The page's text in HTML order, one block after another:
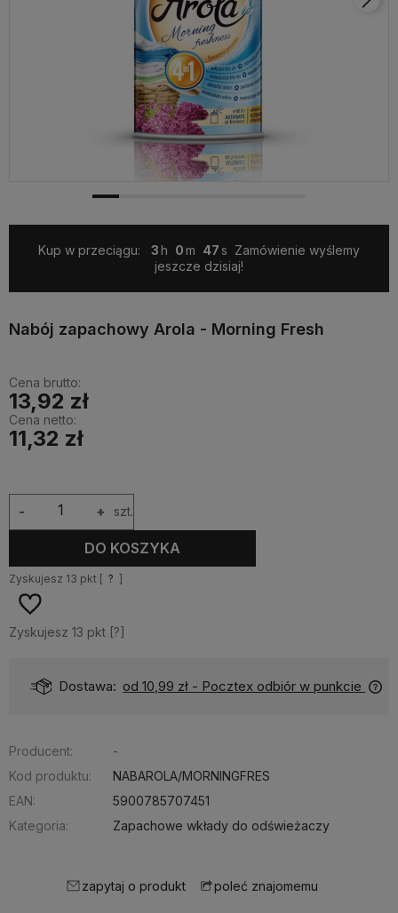
Kup w przeciągu: 3 0 46
Zamówienie wyślemy
jeszcze dzisiaj!
Nabój zapachowy Arola - Morning Fresh
Cena brutto:
13,92 zł
Cena netto:
11,32 zł
+
- szt.
DO KOSZYKA
Zyskujesz 13 pkt [ ? ]
Zyskujesz 13 pkt [?]
Dostawa: od 10,99 zł - Pocztex odbiór w punkcie
Producent:
-
Kod produktu:
NABAROLA/MORNINGFRES
EAN:
5900785707451
Kategoria:
Zapachowe wkłady do odświeżaczy
zapytaj o produkt poleć znajomemu